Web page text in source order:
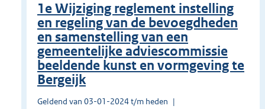
1e Wijziging reglement instelling
en regeling van de bevoegdheden
en samenstelling van een
gemeentelijke adviescommissie
beeldende kunst en vormgeving te
Bergeijk
Geldend van 03-01-2024 t/m heden